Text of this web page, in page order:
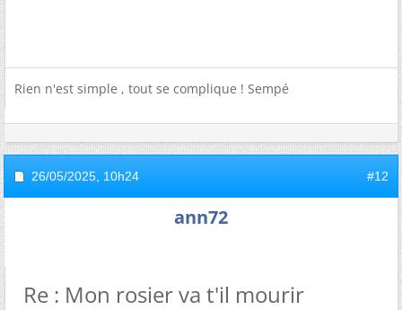
Rien n'est simple , tout se complique ! Sempé
26/05/2025, 10h24 #12
ann72
Re : Mon rosier va t'il mourir